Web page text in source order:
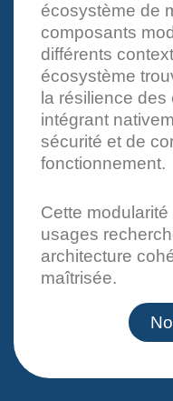
écosystème de
composants
différents
écosystème
la résilience
intégrant
sécurité et de
fonctionnement.
Cette modularité
usages
architecture
maîtrisée.